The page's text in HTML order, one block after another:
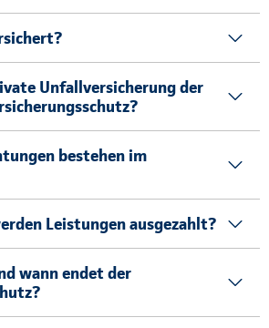
Unfallversicherung der
bestehen im
Leistungen ausgezahlt?
wann endet der